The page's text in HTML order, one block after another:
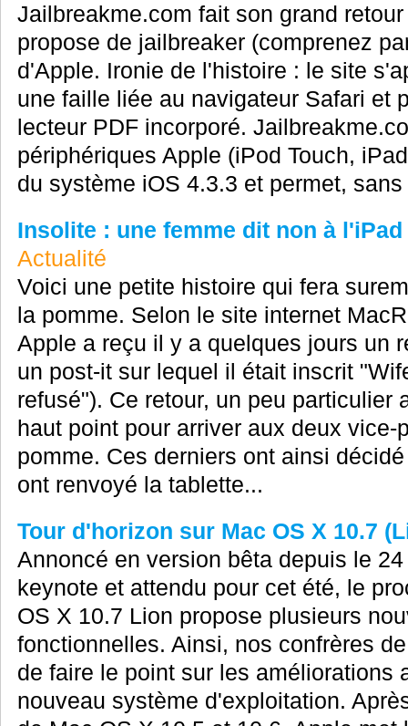
Jailbreakme.com fait son grand
propose de jailbreaker (comprenez
d'Apple. Ironie de l'histoire : le site
une faille liée au navigateur Safari et
lecteur PDF incorporé.
périphériques Apple (iPod Touch,
du système iOS 4.3.3 et permet,
Insolite : une femme dit non à
Actualité
Voici une petite histoire qui fera
la pomme. Selon le site internet
Apple a reçu il y a quelques jours un
un post-it sur lequel il était inscrit
refusé"). Ce retour, un peu particulier
haut point pour arriver aux deux
pomme. Ces derniers ont ainsi
ont renvoyé la tablette...
Tour d'horizon sur Mac OS X 10.7
Annoncé en version bêta depuis le
keynote et attendu pour cet été, le
OS X 10.7 Lion propose plusieurs
fonctionnelles. Ainsi, nos confrères
de faire le point sur les améliorations
nouveau système d'exploitation.